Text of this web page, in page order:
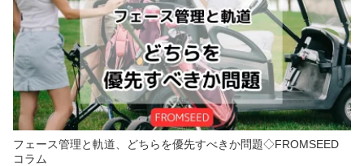
フェース管理と軌道、どちらを優先すべきか問題◇FROMSEED
コラム